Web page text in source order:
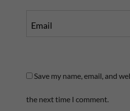
Email
Save my name, email, and
the next time I comment.